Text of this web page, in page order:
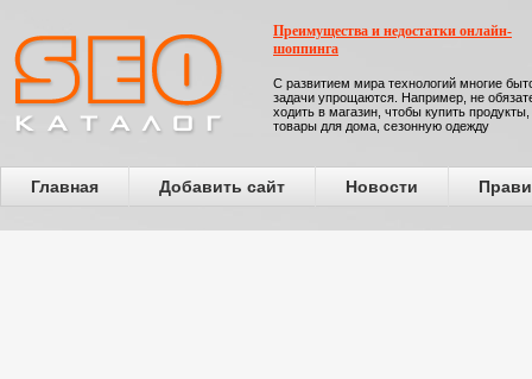
Преимущества и недостатки онлайн-
шоппинга
С развитием мира технологий многие
задачи упрощаются. Например, не
ходить в магазин, чтобы купить продукты,
товары для дома, сезонную одежду
Главная Добавить сайт Новости